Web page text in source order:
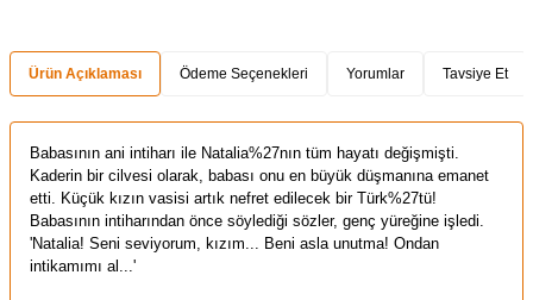
Ürün Açıklaması Ödeme Seçenekleri Yorumlar Tavsiye Et
Babasının ani intiharı ile Natalia%27nın tüm hayatı değişmişti.
Kaderin bir cilvesi olarak, babası onu en büyük düşmanına emanet
etti. Küçük kızın vasisi artık nefret edilecek bir Türk%27tü!
Babasının intiharından önce söylediği sözler, genç yüreğine işledi.
'Natalia! Seni seviyorum, kızım... Beni asla unutma! Ondan
intikamımı al...'